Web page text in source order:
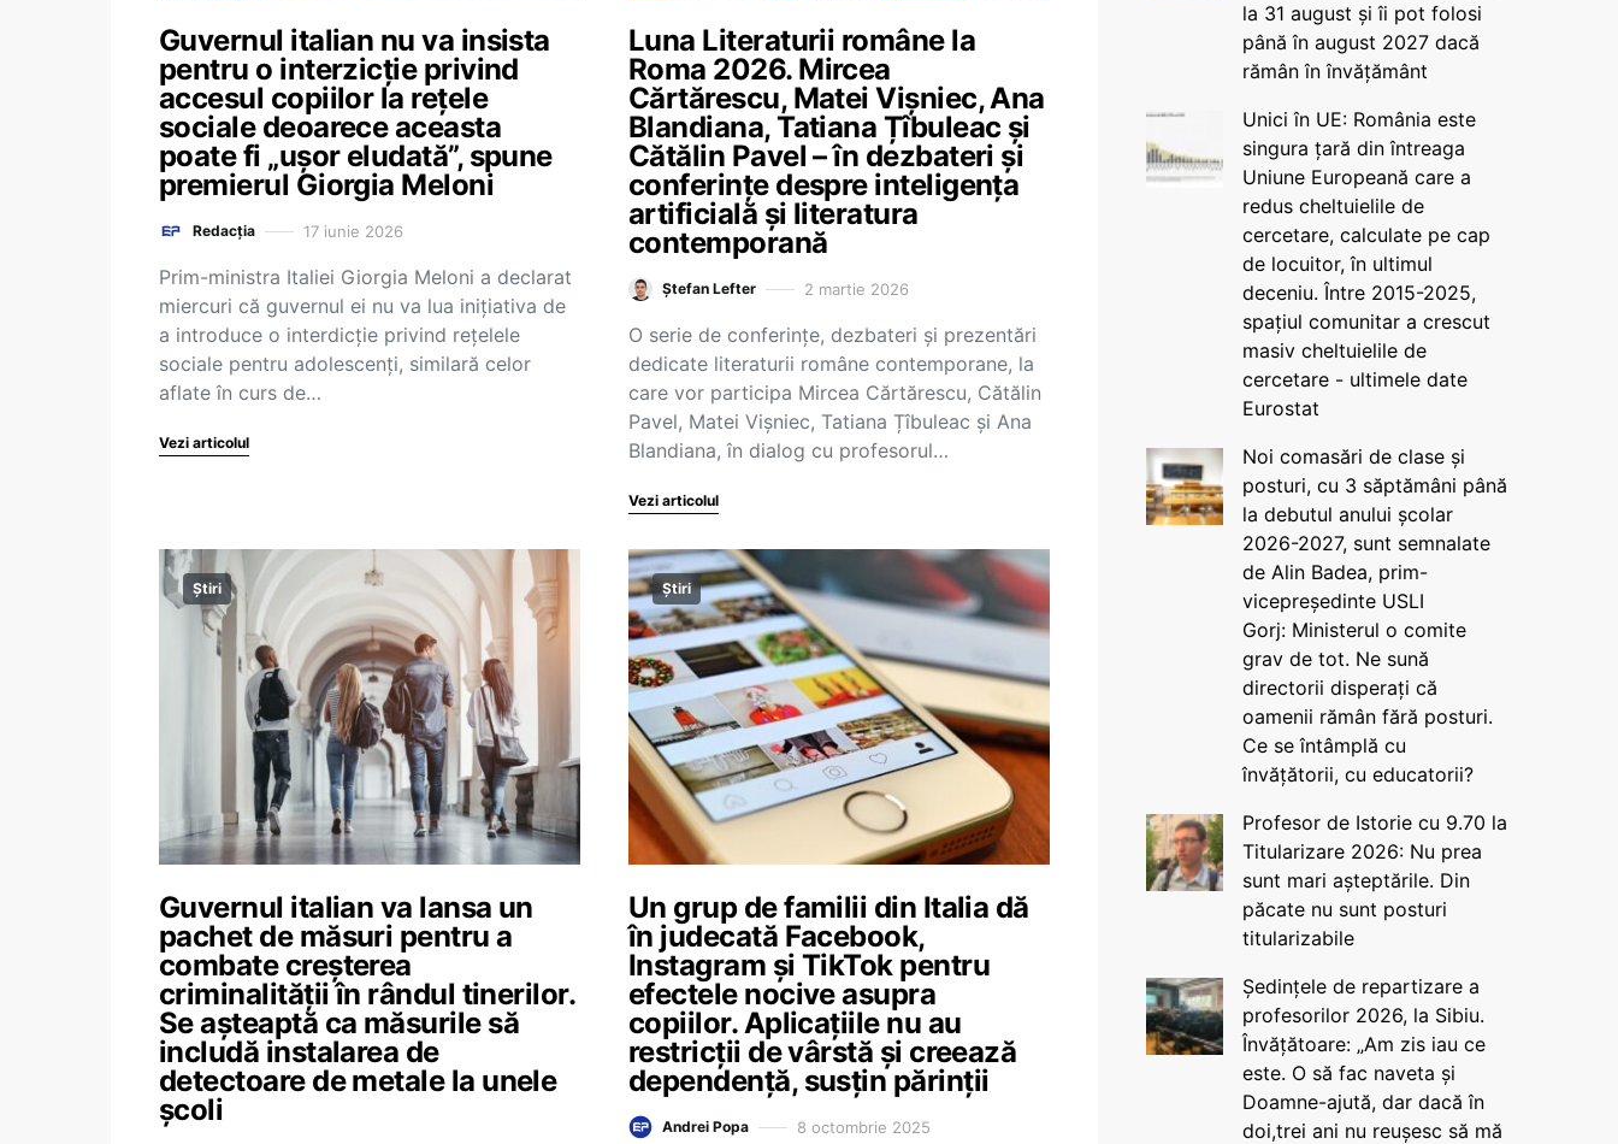
Guvernul italian nu va insista
pentru o interzicție privind
accesul copiilor la rețele
sociale deoarece aceasta
poate fi „ușor eludată”, spune
premierul Giorgia Meloni
Redacția 17 iunie 2026
Prim-ministra Italiei Giorgia Meloni a declarat
miercuri că guvernul ei nu va lua inițiativa de
a introduce o interdicție privind rețelele
sociale pentru adolescenți, similară celor
aflate în curs de…
Vezi articolul
Luna Literaturii române la
Roma 2026. Mircea
Cărtărescu, Matei Vișniec, Ana
Blandiana, Tatiana Țîbuleac și
Cătălin Pavel – în dezbateri și
conferințe despre inteligența
artificială și literatura
contemporană
Ștefan Lefter 2 martie 2026
O serie de conferințe, dezbateri și prezentări
dedicate literaturii române contemporane, la
care vor participa Mircea Cărtărescu, Cătălin
Pavel, Matei Vișniec, Tatiana Țîbuleac și Ana
Blandiana, în dialog cu profesorul…
Vezi articolul
Știri
Guvernul italian va lansa un
pachet de măsuri pentru a
combate creşterea
criminalităţii în rândul tinerilor.
Se aşteaptă ca măsurile să
includă instalarea de
detectoare de metale la unele
şcoli
Știri
Un grup de familii din Italia dă
în judecată Facebook,
Instagram și TikTok pentru
efectele nocive asupra
copiilor. Aplicațiile nu au
restricții de vârstă și creează
dependență, susțin părinții
Andrei Popa 8 octombrie 2025
la 31 august și îi pot folosi
până în august 2027 dacă
rămân în învățământ
Unici în UE: România este
singura țară din întreaga
Uniune Europeană care a
redus cheltuielile de
cercetare, calculate pe cap
de locuitor, în ultimul
deceniu. Între 2015-2025,
spațiul comunitar a crescut
masiv cheltuielile de
cercetare - ultimele date
Eurostat
Noi comasări de clase și
posturi, cu 3 săptămâni până
la debutul anului școlar
2026-2027, sunt semnalate
de Alin Badea, prim-
vicepreședinte USLI
Gorj: Ministerul o comite
grav de tot. Ne sună
directorii disperați că
oamenii rămân fără posturi.
Ce se întâmplă cu
învățătorii, cu educatorii?
Profesor de Istorie cu 9.70 la
Titularizare 2026: Nu prea
sunt mari așteptările. Din
păcate nu sunt posturi
titularizabile
Ședințele de repartizare a
profesorilor 2026, la Sibiu.
Învățătoare: „Am zis iau ce
este. O să fac naveta și
Doamne-ajută, dar dacă în
doi,trei ani nu reușesc să mă